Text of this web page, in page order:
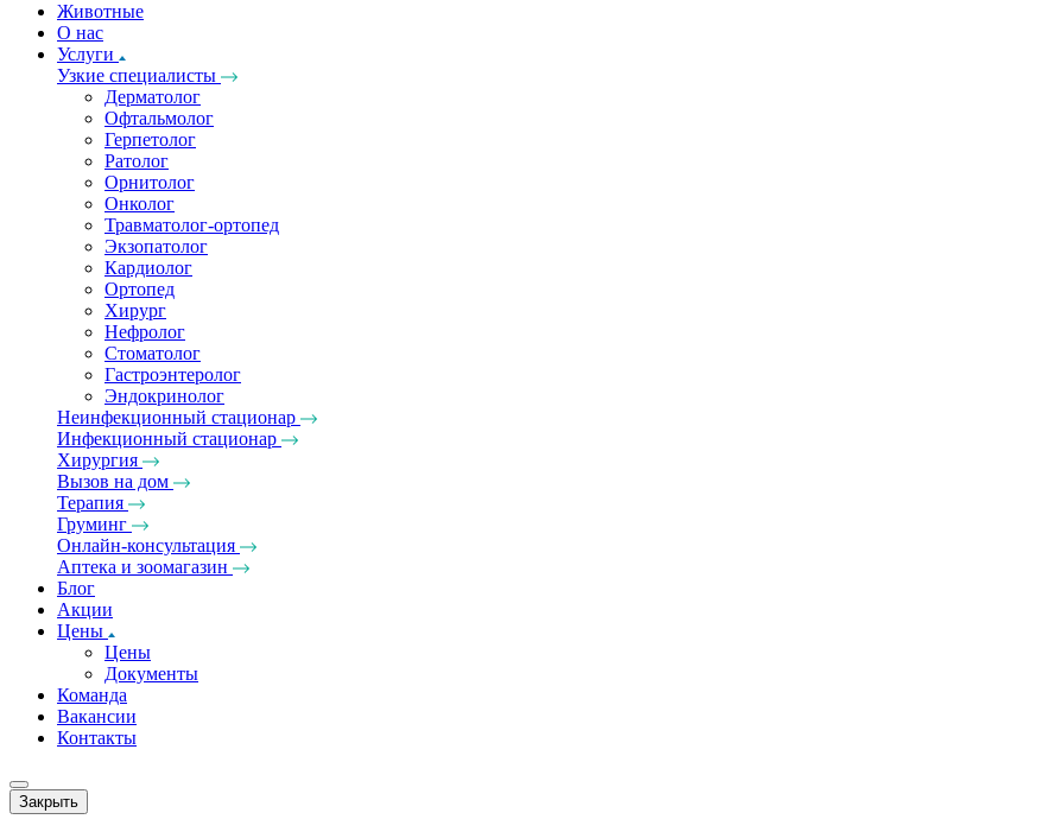
Животные
О нас
Услуги
Узкие специалисты
Дерматолог
Офтальмолог
Герпетолог
Ратолог
Орнитолог
Онколог
Травматолог-ортопед
Экзопатолог
Кардиолог
Ортопед
Хирург
Нефролог
Стоматолог
Гастроэнтеролог
Эндокринолог
Неинфекционный стационар
Инфекционный стационар
Хирургия
Вызов на дом
Терапия
Груминг
Онлайн-консультация
Аптека и зоомагазин
Блог
Акции
Цены
Цены
Документы
Команда
Вакансии
Контакты
Закрыть